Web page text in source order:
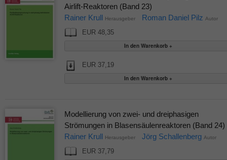
Airlift-Reaktoren (Band 23)
Rainer Krull Herausgeber Roman Daniel Pilz Autor
EUR 48,35
EUR 37,19
Modellierung von zwei- und dreiphasigen
Strömungen in Blasensäulenreaktoren (Band 24)
Rainer Krull Herausgeber Jörg Schallenberg Autor
EUR 37,79